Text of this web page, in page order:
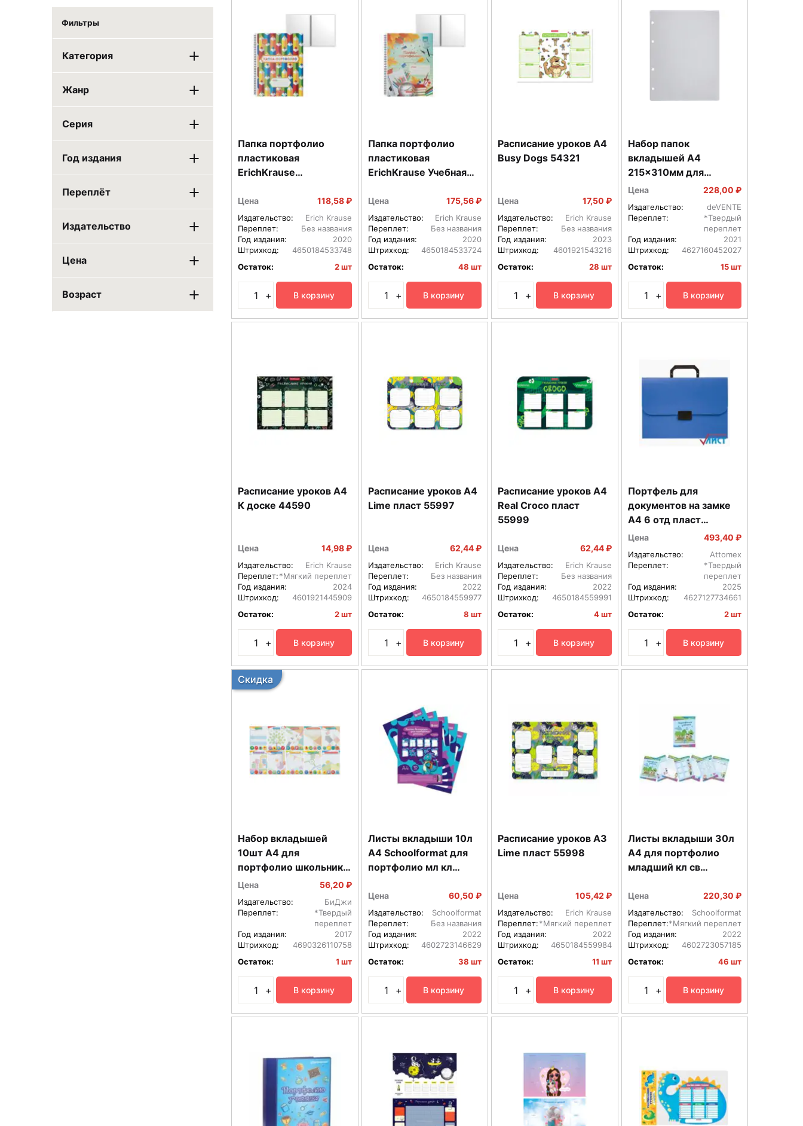
Фильтры
Категория
Жанр
Серия
Год издания
Переплёт
Издательство
Цена
Возраст
Папка портфолио
пластиковая
ErichKrause
40 файлами A4 в
пакете по 4 шт
Цена 118,58 ₽
Издательство:
Erich Krause
Переплет:
Без названия
Год издания:
2020
Штрихкод:
4650184533748
Остаток:
2 шт
+ В корзину
Папка портфолио
пластиковая
ErichKrause Учебная
в пакете по 4 шт
Цена 175,56 ₽
Издательство:
Erich Krause
Переплет:
Без названия
Год издания:
2020
Штрихкод:
4650184533724
Остаток:
48 шт
+ В корзину
Расписание уроков А4
Busy Dogs 54321
Цена 17,50 ₽
Издательство:
Erich Krause
Переплет:
Без названия
Год издания:
2023
Штрихкод:
4601921543216
Остаток:
28 шт
+ В корзину
Набор папок
вкладышей A4
215x310мм для
портфолио школьника
8091901
Цена 228,00 ₽
Издательство:
deVENTE
Переплет:
*Твердый
переплет
Год издания:
2021
Штрихкод:
4627160452027
Остаток:
15 шт
+ В корзину
Расписание уроков А4
К доске 44590
Цена 14,98 ₽
Издательство:
Erich Krause
Переплет:*Мягкий переплет
Год издания:
2024
Штрихкод:
4601921445909
Остаток:
2 шт
+ В корзину
Расписание уроков А4
Lime пласт 55997
Цена 62,44 ₽
Издательство:
Erich Krause
Переплет:
Без названия
Год издания:
2022
Штрихкод:
4650184559977
Остаток:
8 шт
+ В корзину
Расписание уроков А4
Real Croco пласт
55999
Цена 62,44 ₽
Издательство:
Erich Krause
Переплет:
Без названия
Год издания:
2022
Штрихкод:
4650184559991
Остаток:
4 шт
+ В корзину
Портфель для
документов на замке
A4 6 отд пласт
700мкм фактура песок
Цена 493,40 ₽
Издательство:
Attomex
Переплет:
*Твердый
переплет
Год издания:
2025
Штрихкод:
4627127734661
Остаток:
2 шт
+ В корзину
Скидка
Набор вкладышей
10шт А4 для
портфолио школьника
НВП4_10 0900
Цена 56,20 ₽
Издательство:
БиДжи
Переплет:
*Твердый
переплет
Год издания:
2017
Штрихкод:
4690326110758
Остаток:
1 шт
+ В корзину
Листы вкладыши 10л
А4 Schoolformat для
портфолио мл кл
Цена 60,50 ₽
Издательство:
Schoolformat
Переплет:
Без названия
Год издания:
2022
Штрихкод:
4602723146629
Остаток:
38 шт
+ В корзину
Расписание уроков А3
Lime пласт 55998
Цена 105,42 ₽
Издательство:
Erich Krause
Переплет:*Мягкий переплет
Год издания:
2022
Штрихкод:
4650184559984
Остаток:
11 шт
+ В корзину
Листы вкладыши 30л
А4 для портфолио
младший кл св
Цена 220,30 ₽
Издательство:
Schoolformat
Переплет:*Мягкий переплет
Год издания:
2022
Штрихкод:
4602723057185
Остаток:
46 шт
+ В корзину